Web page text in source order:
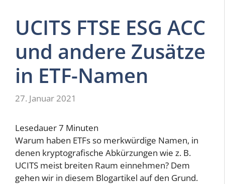
UCITS FTSE ESG ACC
und andere Zusätze
in ETF-Namen
27. Januar 2021
Lesedauer7 Minuten
Warum haben ETFs so merkwürdige Namen, in
denen kryptografische Abkürzungen wie z. B.
UCITS meist breiten Raum einnehmen? Dem
gehen wir in diesem Blogartikel auf den Grund.